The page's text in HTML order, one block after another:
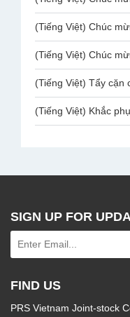
(Tiếng Việt) Chúc
(Tiếng Việt) Tẩy cặn
SIGN UP FOR
FIND US
PRS Vietnam Joint-stock